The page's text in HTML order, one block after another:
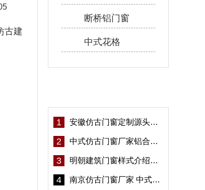
古建
断桥铝门窗
中式花格
1 安徽仿古门窗定制源头厂家 好打理免维护-冠墅阳光
2 中式仿古门窗厂家铝合金仿古门窗定制 5年质保
3 明朝建筑门窗样式介绍——冠墅阳光
4 南京仿古门窗厂家 中式仿古门窗定制 节能防水